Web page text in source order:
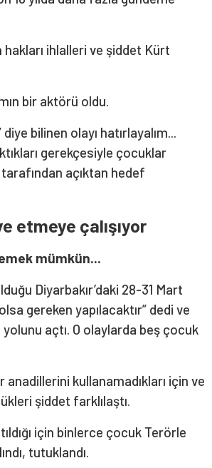
hakları ihlalleri ve şiddet Kürt
bir aktörü oldu.
bilinen olayı hatırlayalım...
gerekçesiyle çocuklar
açıktan hedef
etmeye çalışıyor
mümkün...
Diyarbakır’daki 28-31 Mart
gereken yapılacaktır” dedi ve
açtı. O olaylarda beş çocuk
anadillerini kullanamadıkları için ve
şiddet farklılaştı.
için binlerce çocuk Terörle
tutuklandı.